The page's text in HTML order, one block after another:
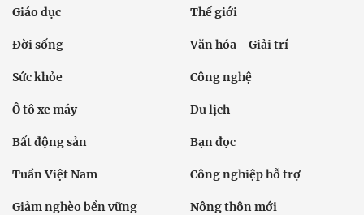
Giáo dục Thế giới
Đời sống Văn hóa - Giải trí
Sức khỏe Công nghệ
Ô tô xe máy Du lịch
Bất động sản Bạn đọc
Tuần Việt Nam Công nghiệp hỗ trợ
Giảm nghèo bền vững Nông thôn mới